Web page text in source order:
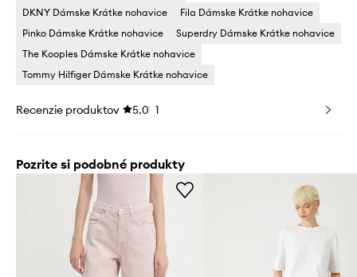
DKNY Dámske Krátke nohavice
Fila Dámske Krátke nohavice
Pinko Dámske Krátke nohavice
Superdry Dámske Krátke nohavice
The Kooples Dámske Krátke nohavice
Tommy Hilfiger Dámske Krátke nohavice
Recenzie produktov 5.0 1
Pozrite si podobné produkty